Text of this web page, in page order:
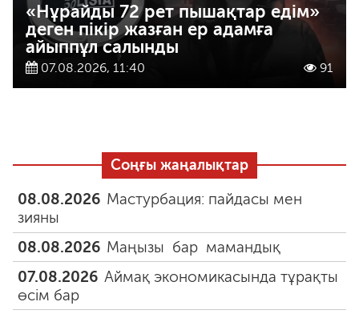
«Нұрайды 72 рет пышақтар едім»
деген пікір жазған ер адамға
айыппұл салынды
07.08.2026, 11:40 91
Соңғы жаңалықтар
08.08.2026 Мастурбация: пайдасы мен
зияны
08.08.2026 Маңызы бар мамандық
07.08.2026 Аймақ экономикасында тұрақты
өсім бар